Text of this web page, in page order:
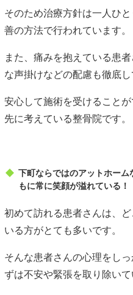
そのため治療方針は一人ひ
善の方法で行われています。
また、痛みを抱えている患
な声掛けなどの配慮も徹底し
安心して施術を受けること
先に考えている整骨院です。
下町ならではのアットホー
もに常に笑顔が溢れている！
初めて訪れる患者さんは、
いる方がとても多いです。
そんな患者さんの心理をし
ずは不安や緊張を取り除いて